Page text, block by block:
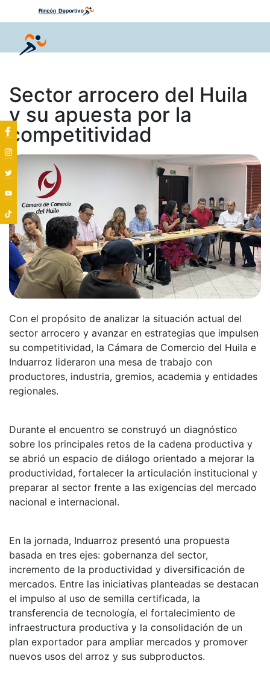
Sector arrocero del Huila
y su apuesta por la
competitividad
Con el propósito de analizar la situación actual del
sector arrocero y avanzar en estrategias que impulsen
su competitividad, la Cámara de Comercio del Huila e
Induarroz lideraron una mesa de trabajo con
productores, industria, gremios, academia y entidades
regionales.
Durante el encuentro se construyó un diagnóstico
sobre los principales retos de la cadena productiva y
se abrió un espacio de diálogo orientado a mejorar la
productividad, fortalecer la articulación institucional y
preparar al sector frente a las exigencias del mercado
nacional e internacional.
En la jornada, Induarroz presentó una propuesta
basada en tres ejes: gobernanza del sector,
incremento de la productividad y diversificación de
mercados. Entre las iniciativas planteadas se destacan
el impulso al uso de semilla certificada, la
transferencia de tecnología, el fortalecimiento de
infraestructura productiva y la consolidación de un
plan exportador para ampliar mercados y promover
nuevos usos del arroz y sus subproductos.